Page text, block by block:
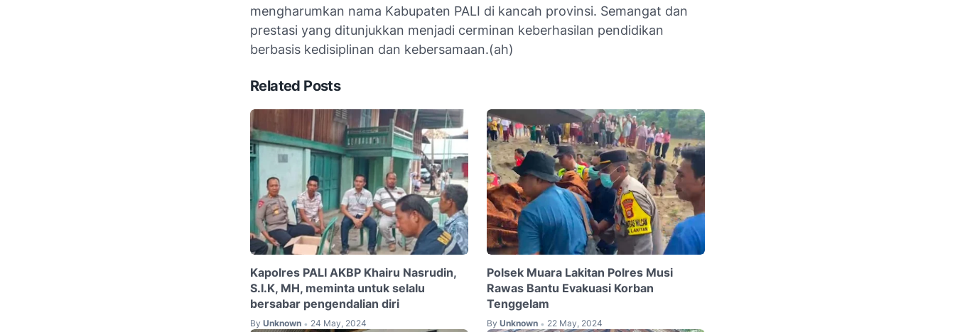
mengharumkan nama Kabupaten PALI di kancah provinsi. Semangat dan
prestasi yang ditunjukkan menjadi cerminan keberhasilan pendidikan
berbasis kedisiplinan dan kebersamaan.(ah)
Related Posts
Kapolres PALI AKBP Khairu Nasrudin,
S.I.K, MH, meminta untuk selalu
bersabar pengendalian diri
By Unknown • 24 May, 2024
Polsek Muara Lakitan Polres Musi
Rawas Bantu Evakuasi Korban
Tenggelam
By Unknown • 22 May, 2024